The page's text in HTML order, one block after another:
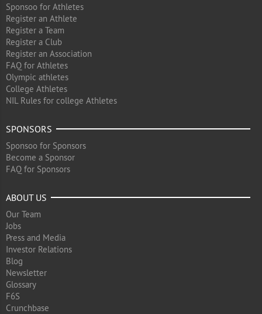
Sponsoo for Athletes
Register an Athlete
Register a Team
Register a Club
Register an Association
FAQ for Athletes
Olympic athletes
College Athletes
NIL Rules for college Athletes
SPONSORS
Sponsoo for Sponsors
Become a Sponsor
FAQ for Sponsors
ABOUT US
Our Team
Jobs
Press and Media
Investor Relations
Blog
Newsletter
Glossary
F6S
Crunchbase